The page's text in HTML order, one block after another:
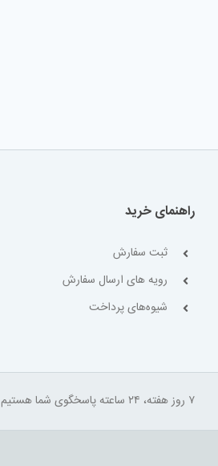
راهنمای خرید
ثبت سفارش
رویه های ارسال سفارش
شیوه‌های پرداخت
۷ روز هفته، ۲۴ ساعته پاسخگوی شما هستیم.